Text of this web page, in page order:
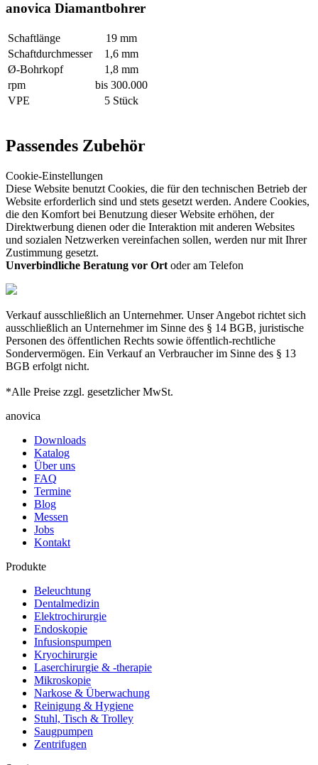
anovica Diamantbohrer
Schaftlänge
19 mm
Schaftdurchmesser
1,6 mm
Ø-Bohrkopf
1,8 mm
rpm
bis 300.000
VPE
5 Stück
Passendes Zubehör
Cookie-Einstellungen
Diese Website benutzt Cookies, die für den technischen Betrieb der
Website erforderlich sind und stets gesetzt werden. Andere Cookies,
die den Komfort bei Benutzung dieser Website erhöhen, der
Direktwerbung dienen oder die Interaktion mit anderen Websites
und sozialen Netzwerken vereinfachen sollen, werden nur mit Ihrer
Zustimmung gesetzt.
Unverbindliche Beratung vor Ort oder am Telefon
Verkauf ausschließlich an Unternehmer. Unser Angebot richtet sich
ausschließlich an Unternehmer im Sinne des § 14 BGB, juristische
Personen des öffentlichen Rechts sowie öffentlich-rechtliche
Sondervermögen. Ein Verkauf an Verbraucher im Sinne des § 13
BGB erfolgt nicht.
*Alle Preise zzgl. gesetzlicher MwSt.
anovica
Downloads
Katalog
Über uns
FAQ
Termine
Blog
Messen
Jobs
Kontakt
Produkte
Beleuchtung
Dentalmedizin
Elektrochirurgie
Endoskopie
Infusionspumpen
Kryochirurgie
Laserchirurgie & -therapie
Mikroskopie
Narkose & Überwachung
Reinigung & Hygiene
Stuhl, Tisch & Trolley
Saugpumpen
Zentrifugen